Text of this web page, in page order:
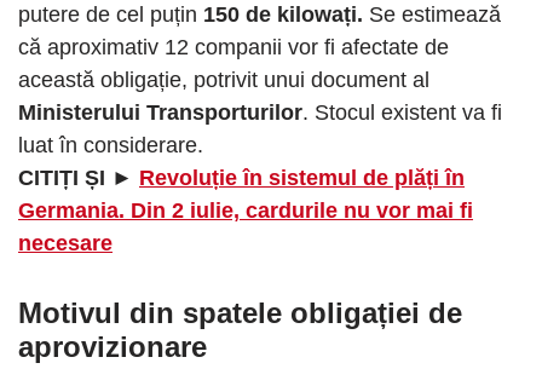
putere de cel puțin 150 de kilowați. Se estimează
că aproximativ 12 companii vor fi afectate de
această obligație, potrivit unui document al
Ministerului Transporturilor. Stocul existent va fi
luat în considerare.
CITIȚI ȘI ► Revoluție în sistemul de plăți în
Germania. Din 2 iulie, cardurile nu vor mai fi
necesare
Motivul din spatele obligației de
aprovizionare